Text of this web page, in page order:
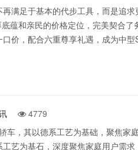
满足于基本的代步工具，而是追
蕴和亲民的价格定位，完美契合了
价，配合六重尊享礼遇，成为中
4779
车，其以德系工艺为基础，聚焦家
艺为基石，深度聚焦家庭用户需